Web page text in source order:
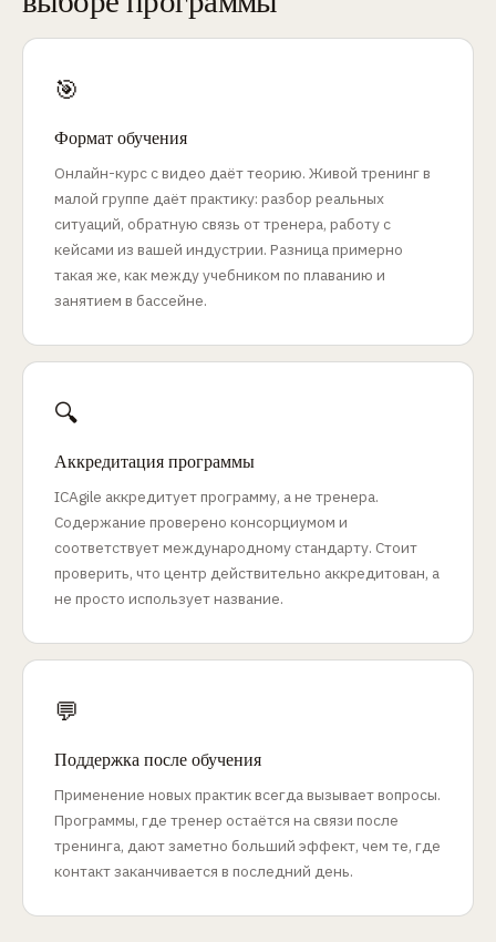
🎯
Формат обучения
Онлайн-курс с видео даёт теорию. Живой тренинг в
малой группе даёт практику: разбор реальных
ситуаций, обратную связь от тренера, работу с
кейсами из вашей индустрии. Разница примерно
такая же, как между учебником по плаванию и
занятием в бассейне.
🔍
Аккредитация программы
ICAgile аккредитует программу, а не тренера.
Содержание проверено консорциумом и
соответствует международному стандарту. Стоит
проверить, что центр действительно аккредитован, а
не просто использует название.
💬
Поддержка после обучения
Применение новых практик всегда вызывает вопросы.
Программы, где тренер остаётся на связи после
тренинга, дают заметно больший эффект, чем те, где
контакт заканчивается в последний день.